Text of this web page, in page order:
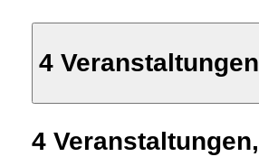
4 Veranstaltungen
4 Veranstaltungen,